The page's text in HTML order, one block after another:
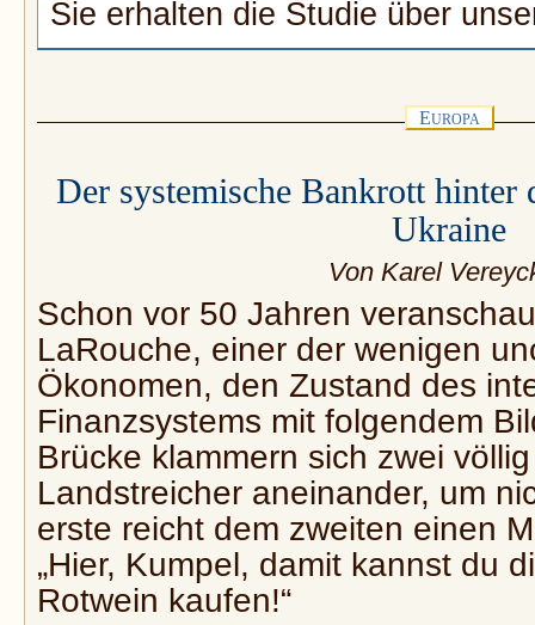
Sie erhalten die Studie über
EUROPA
Der systemische Bankrott hinter
Ukraine
Von Karel
Schon vor 50 Jahren
LaRouche, einer der wenigen
Ökonomen, den Zustand des
Finanzsystems mit folgendem
Brücke klammern sich zwei
Landstreicher aneinander, um
erste reicht dem zweiten einen
„Hier, Kumpel, damit kannst du
Rotwein kaufen!“